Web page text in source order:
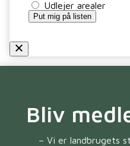
Udlejer arealer
Put mig på listen
Bliv
– Vi er landbrugets